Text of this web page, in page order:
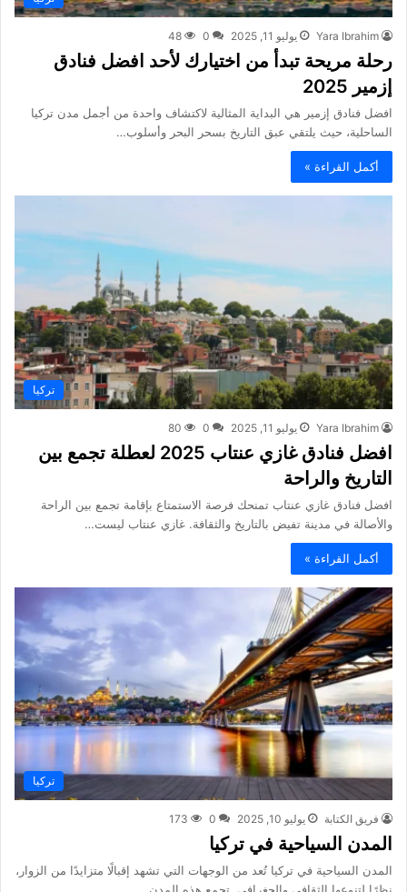
Yara Ibrahim يوليو 11, 2025 0
48
رحلة مريحة تبدأ من اختيارك لأحد افضل فنادق
إزمير 2025
افضل فنادق إزمير هي البداية المثالية لاكتشاف واحدة من أجمل مدن تركيا
الساحلية، حيث يلتقي عبق التاريخ بسحر البحر وأسلوب…
أكمل القراءة »
تركيا
Yara Ibrahim يوليو 11, 2025 0
80
افضل فنادق غازي عنتاب 2025 لعطلة تجمع بين
التاريخ والراحة
افضل فنادق غازي عنتاب تمنحك فرصة الاستمتاع بإقامة تجمع بين الراحة
والأصالة في مدينة تفيض بالتاريخ والثقافة. غازي عنتاب ليست…
أكمل القراءة »
تركيا
فريق الكتابة يوليو 10, 2025 0
173
المدن السياحية في تركيا
المدن السياحية في تركيا تُعد من الوجهات التي تشهد إقبالًا متزايدًا من الزوار،